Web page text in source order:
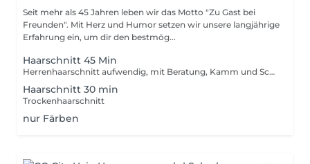
Seit mehr als 45 Jahren leben wir das Motto "Zu Gast bei
Freunden". Mit Herz und Humor setzen wir unsere langjährige
Erfahrung ein, um dir den bestmög...
Haarschnitt 45 Min
Herrenhaarschnitt aufwendig, mit Beratung, Kamm und Schere, Wäsche Finish Styling
Haarschnitt 30 min
Trockenhaarschnitt
nur Färben